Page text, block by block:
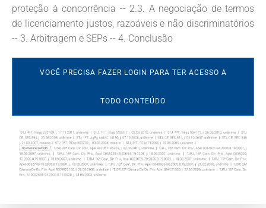
proteção à concorrência -- 2.3. A negociação de termos
de licenciamento justos, razoáveis e não discriminatórios
-- 3. Arbitragem e SEPs -- 4. Conclusão
VOCÊ PRECISA FAZER LOGIN PARA TER ACESSO A
TODO CONTEÚDO